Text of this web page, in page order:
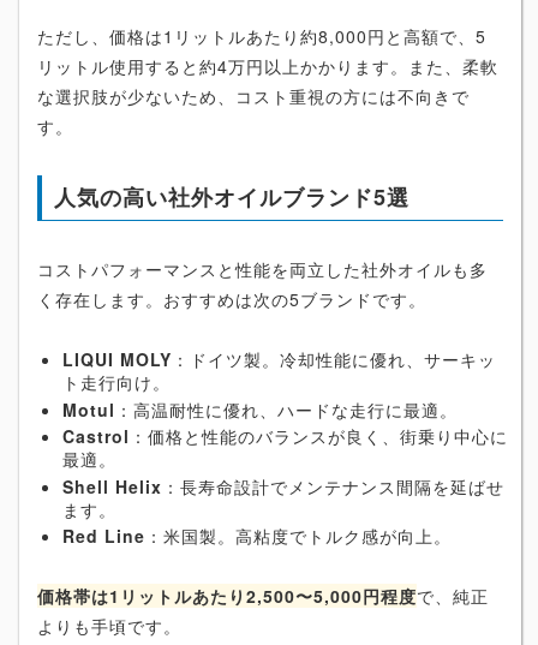
ただし、価格は1リットルあたり約8,000円と高額で、5
リットル使用すると約4万円以上かかります。また、柔軟
な選択肢が少ないため、コスト重視の方には不向きで
す。
人気の高い社外オイルブランド5選
コストパフォーマンスと性能を両立した社外オイルも多
く存在します。おすすめは次の5ブランドです。
LIQUI MOLY ：ドイツ製。冷却性能に優れ、サーキッ
ト走行向け。
Motul ：高温耐性に優れ、ハードな走行に最適。
Castrol ：価格と性能のバランスが良く、街乗り中心に
最適。
Shell Helix ：長寿命設計でメンテナンス間隔を延ばせ
ます。
Red Line ：米国製。高粘度でトルク感が向上。
価格帯は1リットルあたり2,500〜5,000円程度で、純正
よりも手頃です。